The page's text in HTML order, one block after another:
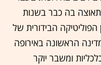
בה כבר בשנות
הפוליטיקה הבידורית של
הראשונה באירופה
ומשבר יוקר